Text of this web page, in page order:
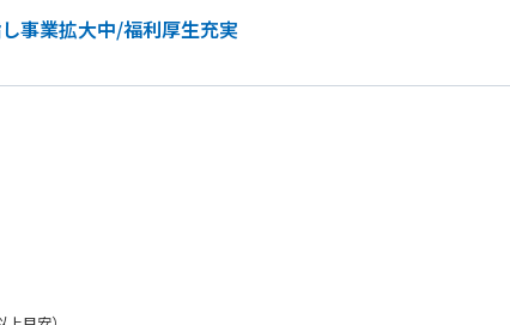
事業拡大中/福利厚生充実